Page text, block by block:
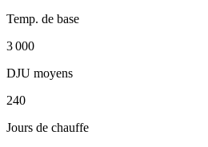
Temp. de base
3 000
DJU moyens
240
Jours de chauffe